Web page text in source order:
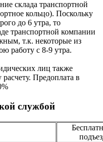
склада транспортной
кольцо). Поскольку
до 6 утра, то
транспортной компании
т.к. некоторые из
работу с 8-9 утра.
лиц также
расчету. Предоплата в
службой